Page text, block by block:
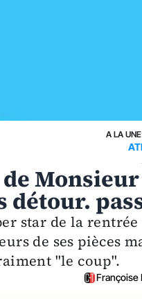
A LA UNE
détour.
star de la
de ses pièces
"le coup".
Françoise